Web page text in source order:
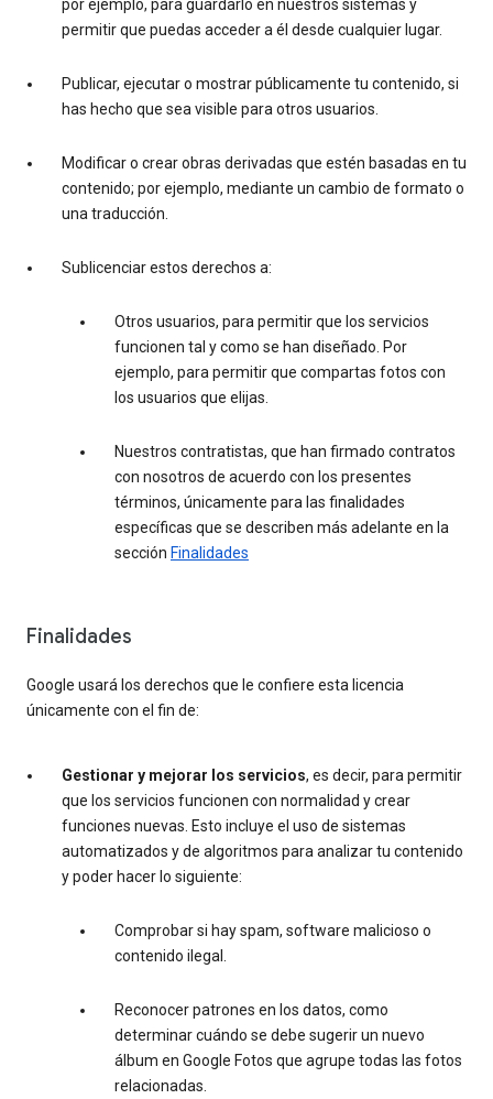
por ejemplo, para guardarlo en nuestros sistemas y
permitir que puedas acceder a él desde cualquier lugar.
Publicar, ejecutar o mostrar públicamente tu contenido, si
has hecho que sea visible para otros usuarios.
Modificar o crear obras derivadas que estén basadas en tu
contenido; por ejemplo, mediante un cambio de formato o
una traducción.
Sublicenciar estos derechos a:
Otros usuarios, para permitir que los servicios
funcionen tal y como se han diseñado. Por
ejemplo, para permitir que compartas fotos con
los usuarios que elijas.
Nuestros contratistas, que han firmado contratos
con nosotros de acuerdo con los presentes
términos, únicamente para las finalidades
específicas que se describen más adelante en la
sección Finalidades
Finalidades
Google usará los derechos que le confiere esta licencia
únicamente con el fin de:
Gestionar y mejorar los servicios, es decir, para permitir
que los servicios funcionen con normalidad y crear
funciones nuevas. Esto incluye el uso de sistemas
automatizados y de algoritmos para analizar tu contenido
y poder hacer lo siguiente:
Comprobar si hay spam, software malicioso o
contenido ilegal.
Reconocer patrones en los datos, como
determinar cuándo se debe sugerir un nuevo
álbum en Google Fotos que agrupe todas las fotos
relacionadas.